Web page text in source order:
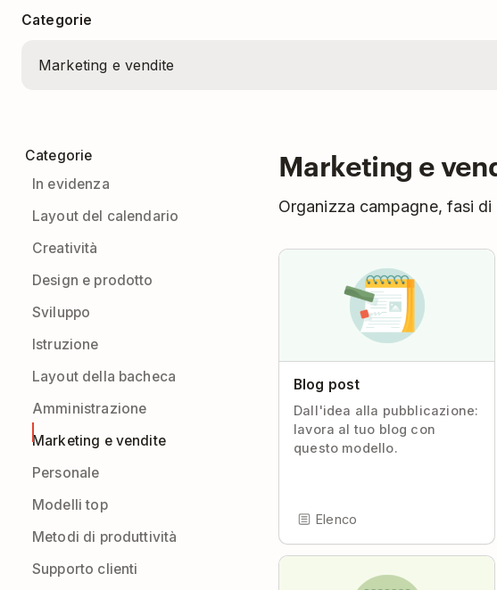
Categorie
Categorie
In evidenza
Layout del calendario
Creatività
Design e prodotto
Sviluppo
Istruzione
Layout della bacheca
Amministrazione
Marketing e vendite
Personale
Modelli top
Metodi di produttività
Supporto clienti
Marketing e
Organizza campagne, fasi
Blog post
Dall'idea alla pubblicazione:
lavora al tuo blog con
questo modello.
Elenco